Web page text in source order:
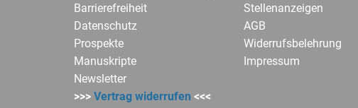
Barrierefreiheit
Datenschutz
Prospekte
Manuskripte
Newsletter
>>> Vertrag widerrufen <<<
Stellenanzeigen
AGB
Widerrufsbelehrung
Impressum